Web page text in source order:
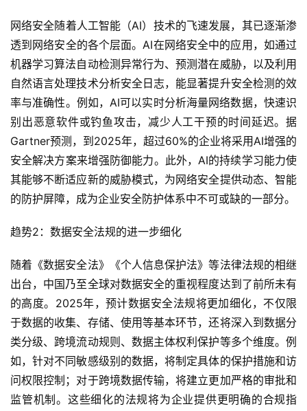
网络安全随着人工智能（AI）技术的飞速发展，其已逐渐渗
透到网络安全的各个层面。AI在网络安全中的应用，如通过
机器学习算法自动检测异常行为、预测潜在威胁，以及利用
自然语言处理技术分析安全日志，能显著提升安全检测的效
率与准确性。例如，AI可以实时分析海量网络数据，快速识
别出恶意软件或钓鱼攻击，减少人工干预的时间延迟。据
Gartner预测，到2025年，超过60%的企业将采用AI增强的
安全解决方案来增强防御能力。此外，AI的持续学习能力使
其能够不断适应新的威胁模式，为网络安全提供动态、智能
的防护屏障，成为企业安全防护体系中不可或缺的一部分。
趋势2：数据安全法规的进一步细化
随着《数据安全法》《个人信息保护法》等法律法规的相继
出台，中国乃至全球对数据安全的重视程度达到了前所未有
的高度。2025年，预计数据安全法规将更加细化，不仅限
于数据的收集、存储、使用等基本环节，还将深入到数据分
类分级、跨境流动规则、数据主体权利保护等多个维度。例
如，针对不同敏感级别的数据，将制定具体的保护措施和访
问权限控制；对于跨境数据传输，将建立更加严格的审批和
监管机制。这些细化的法规将为企业提供更明确的合规指